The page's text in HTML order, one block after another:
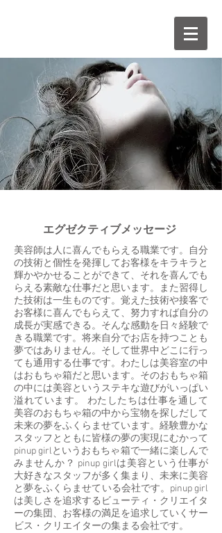
エグゼクティブメッセージ
美容師は人に喜んでもらえる職業です。自分
の技術と個性を発揮してお客様をキラキラと
輝かやかせることができて、それを喜んでも
らえる素敵な仕事だと思います。また習得し
た技術は一生ものです。覚えた技術や接客で
お客様に喜んでもらえて、努力すれば自分の
成長が実感できる。そんな感動を日々経験で
きる職業です。将来自分でお店を持つことも
夢ではありません。そして世界中どこに行っ
ても通用する仕事です。わたしは美容室の中
はおもちゃ箱だと思います。そのおもちゃ箱
の中には美容というステキな遊びがいっぱい
溢れています。 わたしたちは仕事を通して
美容のおもちゃ箱の中から宝物を探しだして
未来の夢をふくらませています。経験豊かな
スタッフとともに皆様の夢の実現にむかって
pinup girlというおもちゃ箱で一緒に楽しんで
みませんか？ pinup girlは美容という仕事が
大好きなスタッフが多く集まり、未来に美容
と夢をふくらませている会社です。pinup girl
は美しさを追求するビューティ・クリエイタ
ーの集団、お客様の満足を追求していくサー
ビス・クリエイターの集まる会社です。